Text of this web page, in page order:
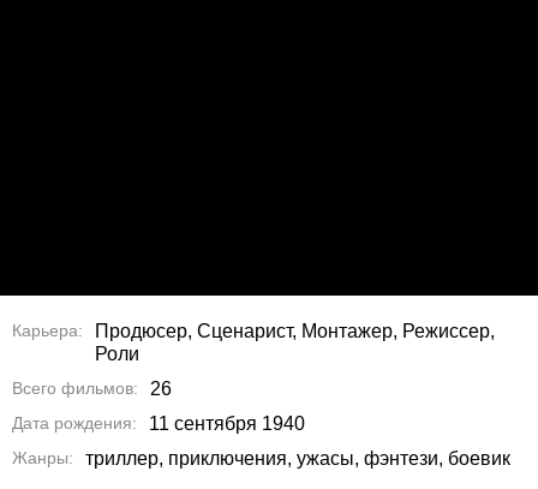
Карьера
Продюсер, Сценарист, Монтажер, Режиссер,
Роли
Всего фильмов 26
Дата рождения 11 сентября 1940
Жанры триллер, приключения, ужасы, фэнтези, боевик